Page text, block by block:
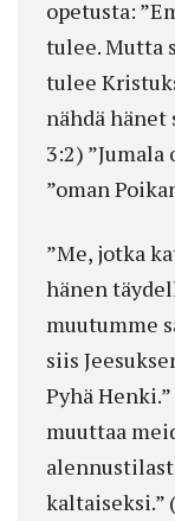
opetusta:
tulee. Mutta
tulee
nähdä hänet
3:2)
”oman
”Me, jotka
hänen
muutumme
siis
Pyhä Henki.”
muuttaa
kaltaiseksi.”